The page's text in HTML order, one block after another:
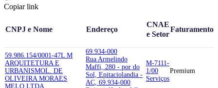
Copiar link
CNPJ e Nome Endereço
CNAE
e Setor
Faturamento
59.986.154/0001-47L M
ARQUITETURA E
URBANISMOL. DE
OLIVEIRA MORAES
MELO LTDA
69.934-000
Rua Armelindo
Maffi, 280 - por do
Sol, Epitaciolandia -
AC, 69.934-000
M-7111-
1/00
Serviços
Premium